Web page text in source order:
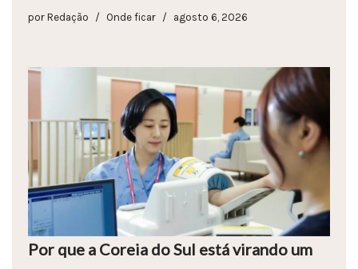
por Redação Onde ficar agosto 6, 2026
Por que a Coreia do Sul está virando um